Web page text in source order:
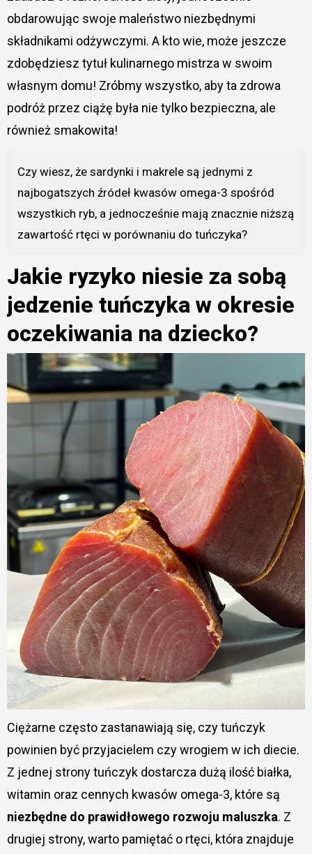
obdarowując swoje maleństwo niezbędnymi
składnikami odżywczymi. A kto wie, może jeszcze
zdobędziesz tytuł kulinarnego mistrza w swoim
własnym domu! Zróbmy wszystko, aby ta zdrowa
podróż przez ciążę była nie tylko bezpieczna, ale
również smakowita!
Czy wiesz, że sardynki i makrele są jednymi z
najbogatszych źródeł kwasów omega-3 spośród
wszystkich ryb, a jednocześnie mają znacznie niższą
zawartość rtęci w porównaniu do tuńczyka?
Jakie ryzyko niesie za sobą
jedzenie tuńczyka w okresie
oczekiwania na dziecko?
Ciężarne często zastanawiają się, czy tuńczyk
powinien być przyjacielem czy wrogiem w ich diecie.
Z jednej strony tuńczyk dostarcza dużą ilość białka,
witamin oraz cennych kwasów omega-3, które są
niezbędne do prawidłowego rozwoju maluszka. Z
drugiej strony, warto pamiętać o rtęci, która znajduje